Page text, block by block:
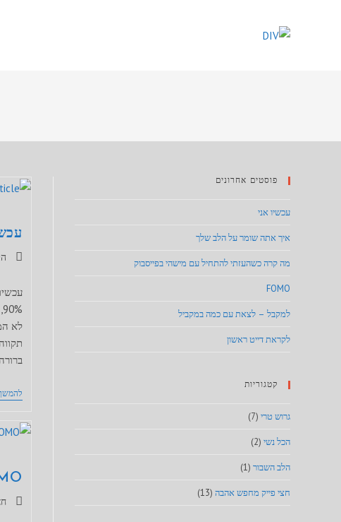
פוסטים אחרונים
עכשיו אני
איך אתה שומר על הלב שלך
מה קרה כשהעזתי להתחיל עם מישהי בפייסבוק
FOMO
למקבל – לצאת עם כמה במקביל
לקראת דייט ראשון
קטגוריות
גרוש טרי (7)
הכל נשי (2)
הלב השבור (1)
חצי פייק מחפש אהבה (13)